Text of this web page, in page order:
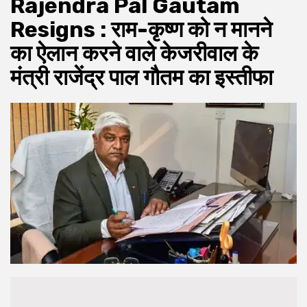
Rajendra Pal Gautam
Resigns : राम-कृष्ण को न मानने
का ऐलान करने वाले केजरीवाल के
मंत्री राजेंद्र पाल गौतम का इस्तीफा